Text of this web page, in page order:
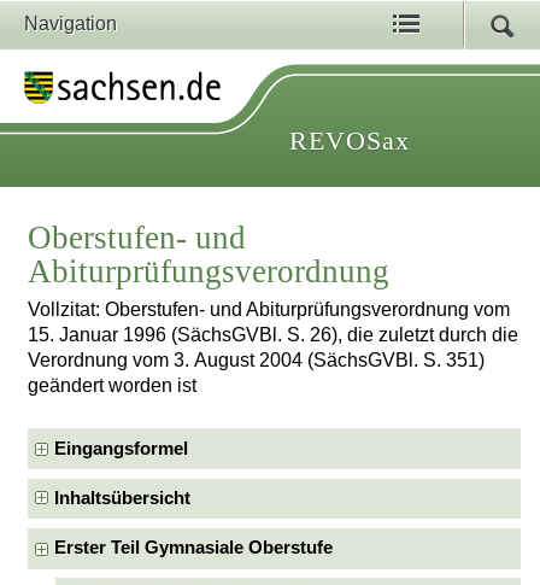
Navigation
REVOSax
Oberstufen- und
Abiturprüfungsverordnung
Vollzitat: Oberstufen- und Abiturprüfungsverordnung vom
15. Januar 1996 (SächsGVBl. S. 26), die zuletzt durch die
Verordnung vom 3. August 2004 (SächsGVBl. S. 351)
geändert worden ist
Eingangsformel
Inhaltsübersicht
Erster Teil Gymnasiale Oberstufe